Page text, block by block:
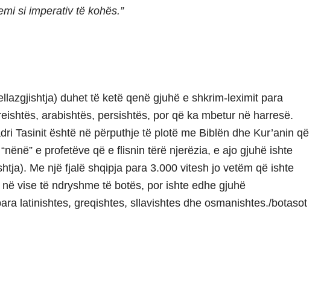
si imperativ të kohës.”
duhet të ketë qenë gjuhë e shkrim-leximit para
arabishtës, persishtës, por që ka mbetur në harresë.
Tasinit është në përputhje të plotë me Biblën dhe Kur’anin që
e profetëve që e flisnin tërë njerëzia, e ajo gjuhë ishte
Me një fjalë shqipja para 3.000 vitesh jo vetëm që ishte
vise të ndryshme të botës, por ishte edhe gjuhë
latinishtes, greqishtes, sllavishtes dhe osmanishtes./botasot